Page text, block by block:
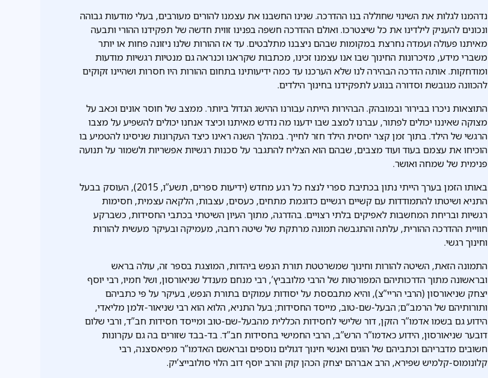
נדהמנו לגלות את השינוי שחוללה בנו ההדרכה. שנינו החשבנו את עצמנו להורים מעורבים, בעלי מודעות גבוהה
ונכונים להעניק לילדינו את כל שיצטרכו. ואולם ההדרכה חשפה בפנינו זווית חדשה של תפקידנו ההורי ותבעה
מאיתנו פעולה ועמדה נחרצת במקומות שבהם ניצבנו מתלבטים. עד אז ההורות שלנו ניזונה פחות או יותר
משברי מידע, מזיכרונות החינוך שבו אנו עצמנו זכינו, מכתבות שקראנו וכנראה גם מנטיות רגשיות מודעות
ומודחקות. אותה הדרכה הבהירה לנו שלא הערכנו עד כמה ידיעותינו בתחום ההורות היו חסרות ושהיינו זקוקים
להכוונה מגובשת וסדורה בנוגע לתפקידנו בחינוך הילדים.
התוצאות ניכרו בבירור ובמובהק. הבהירות הייתה עבורנו ההישג הגדול ביותר. ממצב של חוסר אונים וכאב על
מצוקה שאיננו יכולים לפתור, עברנו למצב שבו ידענו מה נדרש מאיתנו וכיצד אנחנו יכולים להשפיע על מצבו
הרגשי של הילד. בתוך זמן קצר יחסית הילד חזר לחייך. במהלך השנה ראינו כיצד העקרונות שניסינו להטמיע בו
הוכיחו את עצמם בעוד ועוד מצבים, שבהם הוא הצליח להתגבר על סכנות רגשיות אפשריות ולשמור על תנועה
פנימית של שמחה ואושר.
באותו הזמן בערך הייתי נתון בכתיבת ספרי לנצח כל רגע מחדש (ידיעות ספרים, תשע”ו, 2015), העוסק בבעל
התניא ושיטתו להתמודדות עם קשיים רגשיים כדוגמת מתחים, כעסים, עצבות, הלקאה עצמית, חסימות
רגשיות ובריחת המחשבות לאפיקים בלתי רצויים. בהדרגה, מתוך העיון השיטתי בכתבי החסידות, כשברקע
חוויית ההדרכה ההורית, עלתה והתגבשה תמונה מרתקת של שיטה רחבה, מעמיקה ובעיקר מעשית להורות
וחינוך רגשי.
התמונה הזאת, השיטה להורות וחינוך שמשרטטת תורת הנפש ביהדות, המוצגת בספר זה, עולה בראש
ובראשונה מתוך הדרכותיהם המפורטות של הרבי מלובביץ’, רבי מנחם מענדל שניאורסון, ושל חמיו, רבי יוסף
יצחק שניאורסון (הרבי הריי”צ), והיא מתבססת על יסודות עמוקים בתורת הנפש, בעיקר על פי כתביהם
ותורותיהם של הרמב”ם; הבעל-שם-טוב, מייסד החסידות; בעל התניא, הלוא הוא רבי שניאור-זלמן מליאדי,
הידוע גם בשמו אדמו”ר הזקן, דור שלישי לחסידות הכללית מהבעל-שם-טוב ומייסד חסידות חב”ד, ורבי שלום
דובער שניאורסון, הידוע כאדמו”ר הרש”ב, הרבי החמישי בחסידות חב”ד. בד-בבד שזורים בה גם עקרונות
חשובים מדבריהם וכתביהם של הוגים ואנשי חינוך דגולים נוספים ובראשם האדמו”ר מפיאסצנה, רבי
קלונומוס-קלמיש שפירא, הרב אברהם יצחק הכהן קוק והרב יוסף דוב הלוי סולובייצ’יק.